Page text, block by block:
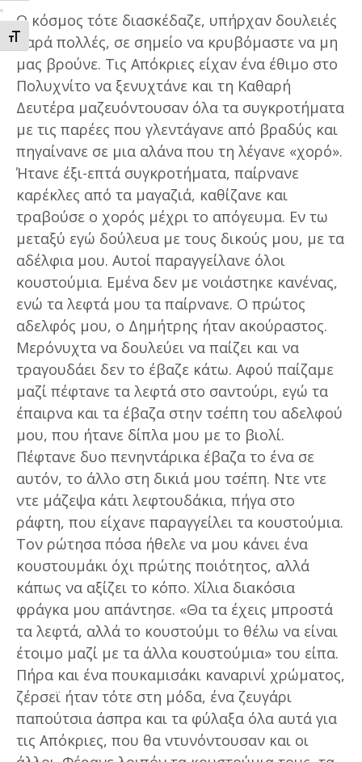
ΕΝΑΛΛΑΓΗ ΜΕΓΕΘΟΥΣ ΓΡΑΜΜΑΤΩΝ
Ο κόσμος τότε διασκέδαζε, υπήρχαν δουλειές
παρά πολλές, σε σημείο να κρυβόμαστε να μη
μας βρούνε. Τις Απόκριες είχαν ένα έθιμο στο
Πολυχνίτο να ξενυχτάνε και τη Καθαρή
Δευτέρα μαζευόντουσαν όλα τα συγκροτήματα
με τις παρέες που γλεντάγανε από βραδύς και
πηγαίνανε σε μια αλάνα που τη λέγανε «χορό».
Ήτανε έξι-επτά συγκροτήματα, παίρνανε
καρέκλες από τα μαγαζιά, καθίζανε και
τραβούσε ο χορός μέχρι το απόγευμα. Εν τω
μεταξύ εγώ δούλευα με τους δικούς μου, με τα
αδέλφια μου. Αυτοί παραγγείλανε όλοι
κουστούμια. Εμένα δεν με νοιάστηκε κανένας,
ενώ τα λεφτά μου τα παίρνανε. Ο πρώτος
αδελφός μου, ο Δημήτρης ήταν ακούραστος.
Μερόνυχτα να δουλεύει να παίζει και να
τραγουδάει δεν το έβαζε κάτω. Αφού παίζαμε
μαζί πέφτανε τα λεφτά στο σαντούρι, εγώ τα
έπαιρνα και τα έβαζα στην τσέπη του αδελφού
μου, που ήτανε δίπλα μου με το βιολί.
Πέφτανε δυο πενηντάρικα έβαζα το ένα σε
αυτόν, το άλλο στη δικιά μου τσέπη. Ντε ντε
ντε μάζεψα κάτι λεφτουδάκια, πήγα στο
ράφτη, που είχανε παραγγείλει τα κουστούμια.
Τον ρώτησα πόσα ήθελε να μου κάνει ένα
κουστουμάκι όχι πρώτης ποιότητος, αλλά
κάπως να αξίζει το κόπο. Χίλια διακόσια
φράγκα μου απάντησε. «Θα τα έχεις μπροστά
τα λεφτά, αλλά το κουστούμι το θέλω να είναι
έτοιμο μαζί με τα άλλα κουστούμια» του είπα.
Πήρα και ένα πουκαμισάκι καναρινί χρώματος,
ζέρσεϊ ήταν τότε στη μόδα, ένα ζευγάρι
παπούτσια άσπρα και τα φύλαξα όλα αυτά για
τις Απόκριες, που θα ντυνόντουσαν και οι